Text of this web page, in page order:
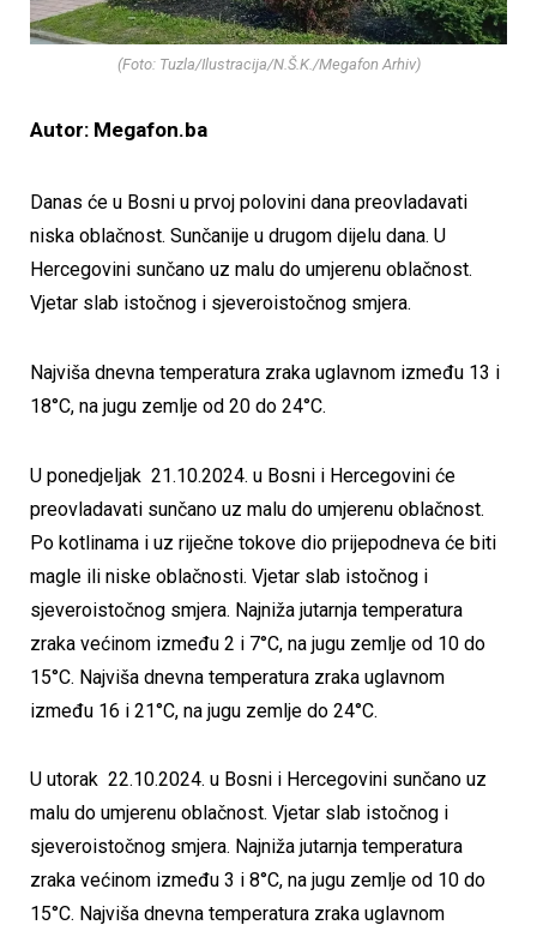
(Foto: Tuzla/Ilustracija/N.Š.K./Megafon Arhiv)
Autor: Megafon.ba
Danas će u Bosni u prvoj polovini dana preovladavati
niska oblačnost. Sunčanije u drugom dijelu dana. U
Hercegovini sunčano uz malu do umjerenu oblačnost.
Vjetar slab istočnog i sjeveroistočnog smjera.
Najviša dnevna temperatura zraka uglavnom između 13 i
18°C, na jugu zemlje od 20 do 24°C.
U ponedjeljak 21.10.2024. u Bosni i Hercegovini će
preovladavati sunčano uz malu do umjerenu oblačnost.
Po kotlinama i uz riječne tokove dio prijepodneva će biti
magle ili niske oblačnosti. Vjetar slab istočnog i
sjeveroistočnog smjera. Najniža jutarnja temperatura
zraka većinom između 2 i 7°C, na jugu zemlje od 10 do
15°C. Najviša dnevna temperatura zraka uglavnom
između 16 i 21°C, na jugu zemlje do 24°C.
U utorak 22.10.2024. u Bosni i Hercegovini sunčano uz
malu do umjerenu oblačnost. Vjetar slab istočnog i
sjeveroistočnog smjera. Najniža jutarnja temperatura
zraka većinom između 3 i 8°C, na jugu zemlje od 10 do
15°C. Najviša dnevna temperatura zraka uglavnom